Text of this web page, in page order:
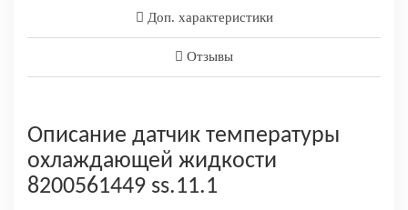
Доп. характеристики
Отзывы
Описание датчик температуры
охлаждающей жидкости
8200561449 ss.11.1